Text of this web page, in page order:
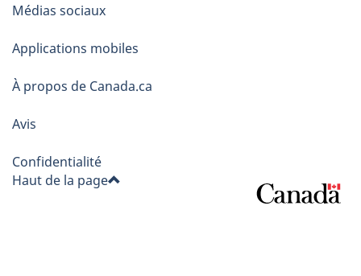
À
propos
de
ce
site
Médias sociaux
Applications mobiles
À propos de Canada.ca
Avis
Confidentialité
Haut de la page